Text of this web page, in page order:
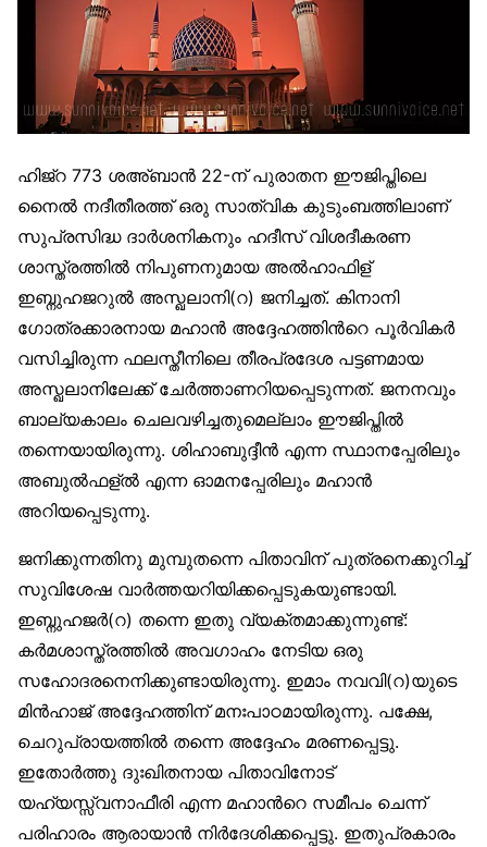
ഹിജ്റ 773 ശഅ്ബാന്‍ 22-ന് പുരാതന ഈജിപ്തിലെ
നൈല്‍ നദീതീരത്ത് ഒരു സാത്വിക കുടുംബത്തിലാണ്
സുപ്രസിദ്ധ ദാര്‍ശനികനും ഹദീസ് വിശദീകരണ
ശാസ്ത്രത്തില്‍ നിപുണനുമായ അല്‍ഹാഫിള്
ഇബ്നുഹജറുല്‍ അസ്ഖലാനി(റ) ജനിച്ചത്. കിനാനി
ഗോത്രക്കാരനായ മഹാന്‍ അദ്ദേഹത്തിന്‍റെ പൂര്‍വികര്‍
വസിച്ചിരുന്ന ഫലസ്തീനിലെ തീരപ്രദേശ പട്ടണമായ
അസ്ഖലാനിലേക്ക് ചേര്‍ത്താണറിയപ്പെടുന്നത്. ജനനവും
ബാല്യകാലം ചെലവഴിച്ചതുമെല്ലാം ഈജിപ്തില്‍
തന്നെയായിരുന്നു. ശിഹാബുദ്ദീന്‍ എന്ന സ്ഥാനപ്പേരിലും
അബുല്‍ഫള്ല്‍ എന്ന ഓമനപ്പേരിലും മഹാന്‍
അറിയപ്പെടുന്നു.
ജനിക്കുന്നതിനു മുമ്പുതന്നെ പിതാവിന് പുത്രനെക്കുറിച്ച്
സുവിശേഷ വാര്‍ത്തയറിയിക്കപ്പെടുകയുണ്ടായി.
ഇബ്നുഹജര്‍(റ) തന്നെ ഇതു വ്യക്തമാക്കുന്നുണ്ട്:
കര്‍മശാസ്ത്രത്തില്‍ അവഗാഹം നേടിയ ഒരു
സഹോദരനെനിക്കുണ്ടായിരുന്നു. ഇമാം നവവി(റ)യുടെ
മിന്‍ഹാജ് അദ്ദേഹത്തിന് മനഃപാഠമായിരുന്നു. പക്ഷേ,
ചെറുപ്രായത്തില്‍ തന്നെ അദ്ദേഹം മരണപ്പെട്ടു.
ഇതോര്‍ത്തു ദുഃഖിതനായ പിതാവിനോട്
യഹ്യസ്സ്വനാഫീരി എന്ന മഹാന്‍റെ സമീപം ചെന്ന്
പരിഹാരം ആരായാന്‍ നിര്‍ദേശിക്കപ്പെട്ടു. ഇതുപ്രകാരം